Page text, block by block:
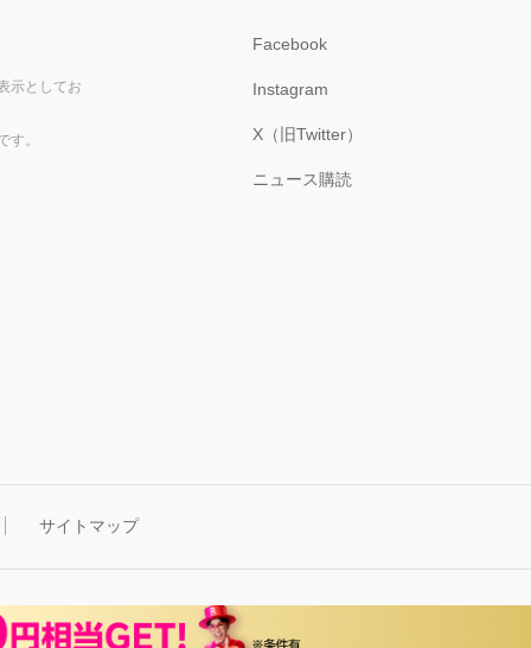
示としてお
す。
Facebook
Instagram
X（旧Twitter）
ニュース購読
サイトマップ